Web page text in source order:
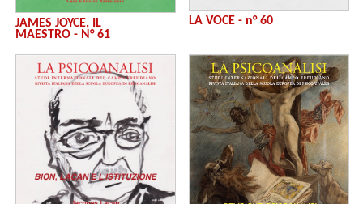
JAMES JOYCE, IL
MAESTRO - N° 61
LA VOCE - n° 60